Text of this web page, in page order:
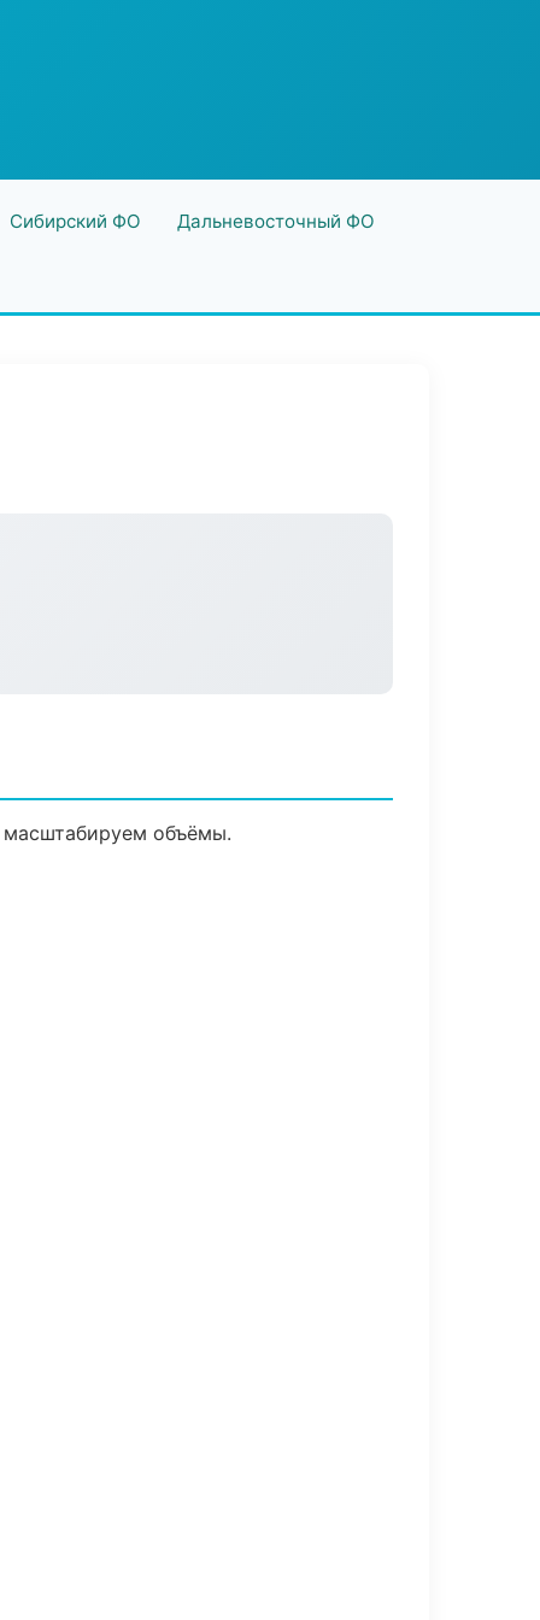
Сибирский ФО Дальневосточный ФО
масштабируем объёмы.